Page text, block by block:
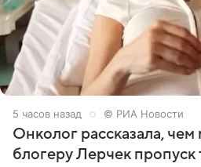
5 часов назад © РИА Новости
Онколог рассказала, чем
блогеру Лерчек пропуск